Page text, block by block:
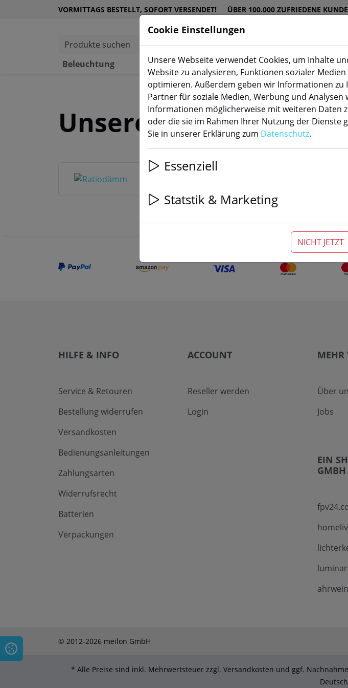
VORMITTAGS BESTELLT, SOFORT VERSENDET! ÜBER 100.000 ZUFRIEDENE
Produkte suchen
Beleuchtung
Schalter Sensoren
Unsere
HILFE & INFO
Service & Retouren
Bestellung widerrufen
Versandkosten
Bedienungsanleitungen
Zahlungsarten
Widerrufsrecht
Batterien
Verpackungen
ACCOUNT
Reseller werden
Login
MEHR
Über
Jobs
EIN
GMBH
© 2012-2026 meilon GmbH
* Alle Preise sind inkl. Mehrwertsteuer zzgl. Versandkosten und ggf.
Cookie Einstellungen
Unsere Webseite verwendet Cookies, um Inhalte
Website zu analysieren, Funktionen sozialer
optimieren. Außerdem geben wir Informationen
Partner für soziale Medien, Werbung und
Informationen möglicherweise mit weiteren Daten
oder die sie im Rahmen Ihrer Nutzung der
Sie in unserer Erklärung zum Datenschutz.
Essenziell
Statstik & Marketing
NICHT JETZT